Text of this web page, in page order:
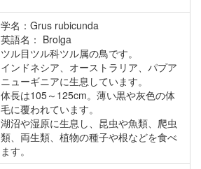
学名：Grus rubicunda
英語名： Brolga
ツル目ツル科ツル属の鳥です。
インドネシア、オーストラリア、パプア
ニューギニアに生息しています。
体長は105～125cm。薄い黒や灰色の体
毛に覆われています。
湖沼や湿原に生息し、昆虫や魚類、爬虫
類、両生類、植物の種子や根などを食べ
ます。